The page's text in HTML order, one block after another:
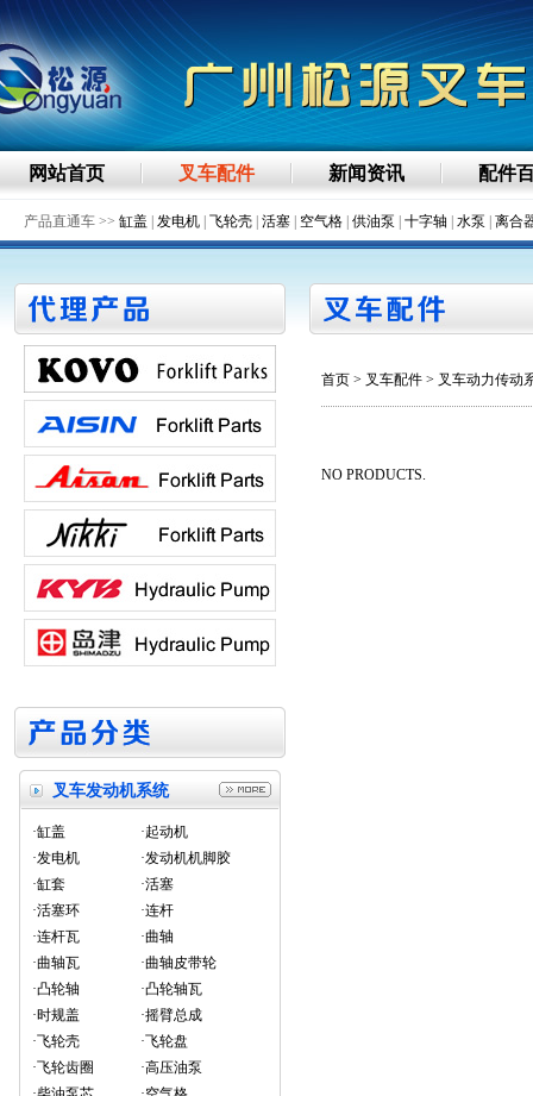
网站首页 叉车配件 新闻资讯 配件
产品直通车 >> 缸盖 发电机 飞轮壳 活塞 空气格 供油泵 十字轴 水泵 离合
叉车发动机系统
·缸盖
·起动机
·发电机
·发动机机脚胶
·缸套
·活塞
·活塞环
·连杆
·连杆瓦
·曲轴
·曲轴瓦
·曲轴皮带轮
·凸轮轴
·凸轮轴瓦
·时规盖
·摇臂总成
·飞轮壳
·飞轮盘
·飞轮齿圈
·高压油泵
首页 > 叉车配件 > 叉车动力传动
NO PRODUCTS.